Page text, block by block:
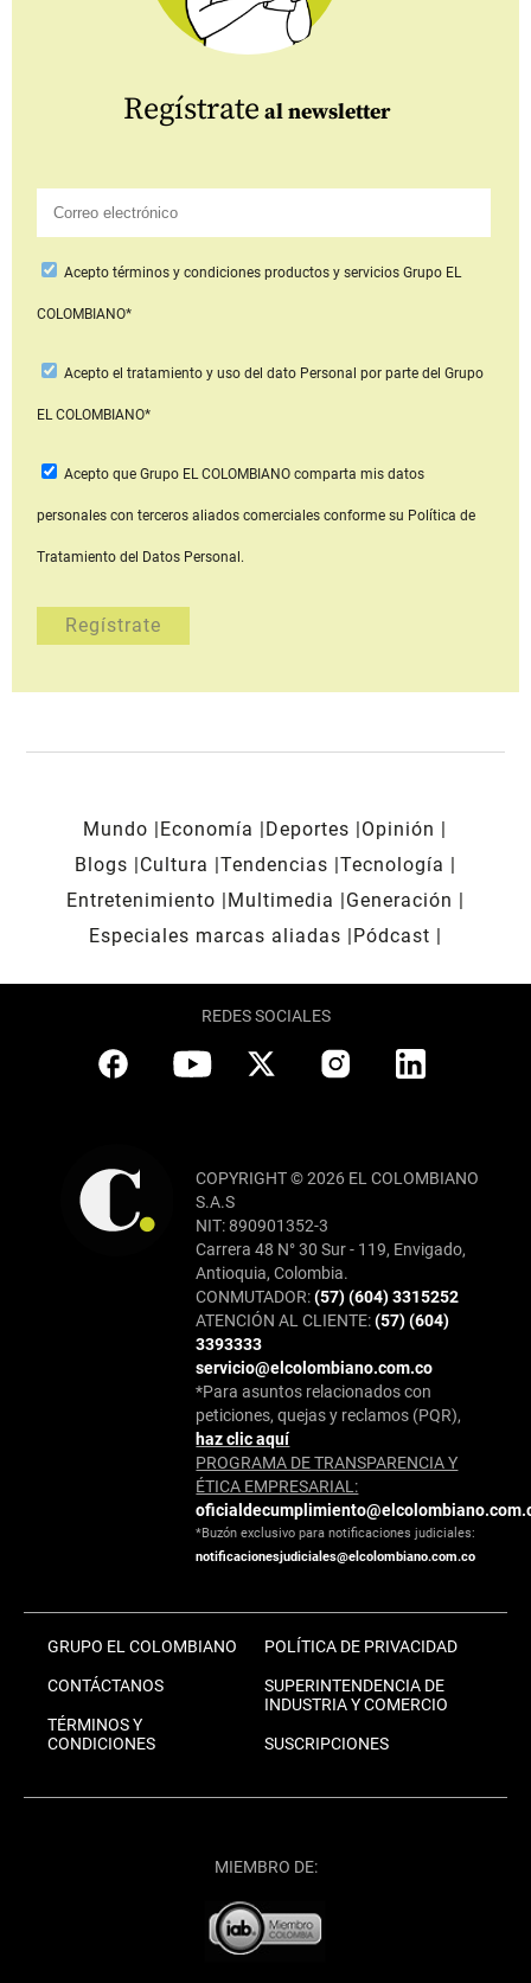
Regístrate al newsletter
Aceptotérminos y condiciones productos y serviciosGrupo EL
COLOMBIANO*
Acepto el tratamiento y uso del dato Personal por parte del Grupo
EL COLOMBIANO*
Acepto que Grupo EL COLOMBIANOcomparta mis datos
personales con terceros aliados comerciales conforme su Política de
Tratamiento del Datos Personal.
Mundo Economía Deportes
Opinión
Blogs
Cultura Tendencias Tecnología
Entretenimiento
Multimedia
Generación
Especiales marcas aliadas
Pódcast
REDES SOCIALES
COPYRIGHT © 2026 EL COLOMBIANO
S.A.S
NIT: 890901352-3
Carrera 48 N° 30 Sur - 119, Envigado,
Antioquia, Colombia.
CONMUTADOR:(57) (604) 3315252
ATENCIÓN AL CLIENTE:(57) (604)
3393333
servicio@elcolombiano.com.co
*Para asuntos relacionados con
peticiones, quejas y reclamos (PQR),
haz clic aquí
PROGRAMA DE TRANSPARENCIA Y
ÉTICA EMPRESARIAL:
*Buzón exclusivo para notificaciones judiciales:
notificacionesjudiciales@elcolombiano.com.co
GRUPO EL COLOMBIANO
CONTÁCTANOS
TÉRMINOS Y
CONDICIONES
POLÍTICA DE PRIVACIDAD
SUPERINTENDENCIA DE
INDUSTRIA Y COMERCIO
SUSCRIPCIONES
MIEMBRO DE: